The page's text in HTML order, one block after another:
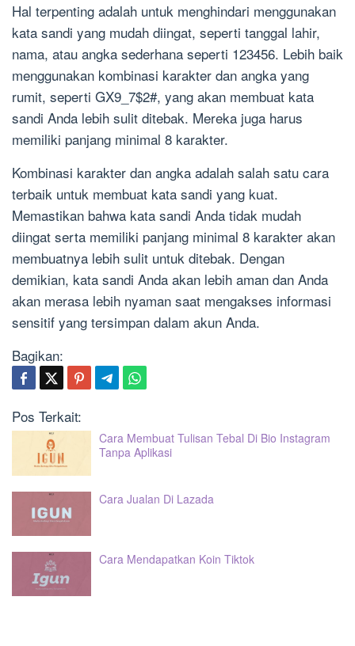
Hal terpenting adalah untuk menghindari menggunakan
kata sandi yang mudah diingat, seperti tanggal lahir,
nama, atau angka sederhana seperti 123456. Lebih baik
menggunakan kombinasi karakter dan angka yang
rumit, seperti GX9_7$2#, yang akan membuat kata
sandi Anda lebih sulit ditebak. Mereka juga harus
memiliki panjang minimal 8 karakter.
Kombinasi karakter dan angka adalah salah satu cara
terbaik untuk membuat kata sandi yang kuat.
Memastikan bahwa kata sandi Anda tidak mudah
diingat serta memiliki panjang minimal 8 karakter akan
membuatnya lebih sulit untuk ditebak. Dengan
demikian, kata sandi Anda akan lebih aman dan Anda
akan merasa lebih nyaman saat mengakses informasi
sensitif yang tersimpan dalam akun Anda.
Bagikan:
Pos Terkait:
Cara Membuat Tulisan Tebal Di Bio Instagram
Tanpa Aplikasi
Cara Jualan Di Lazada
Cara Mendapatkan Koin Tiktok